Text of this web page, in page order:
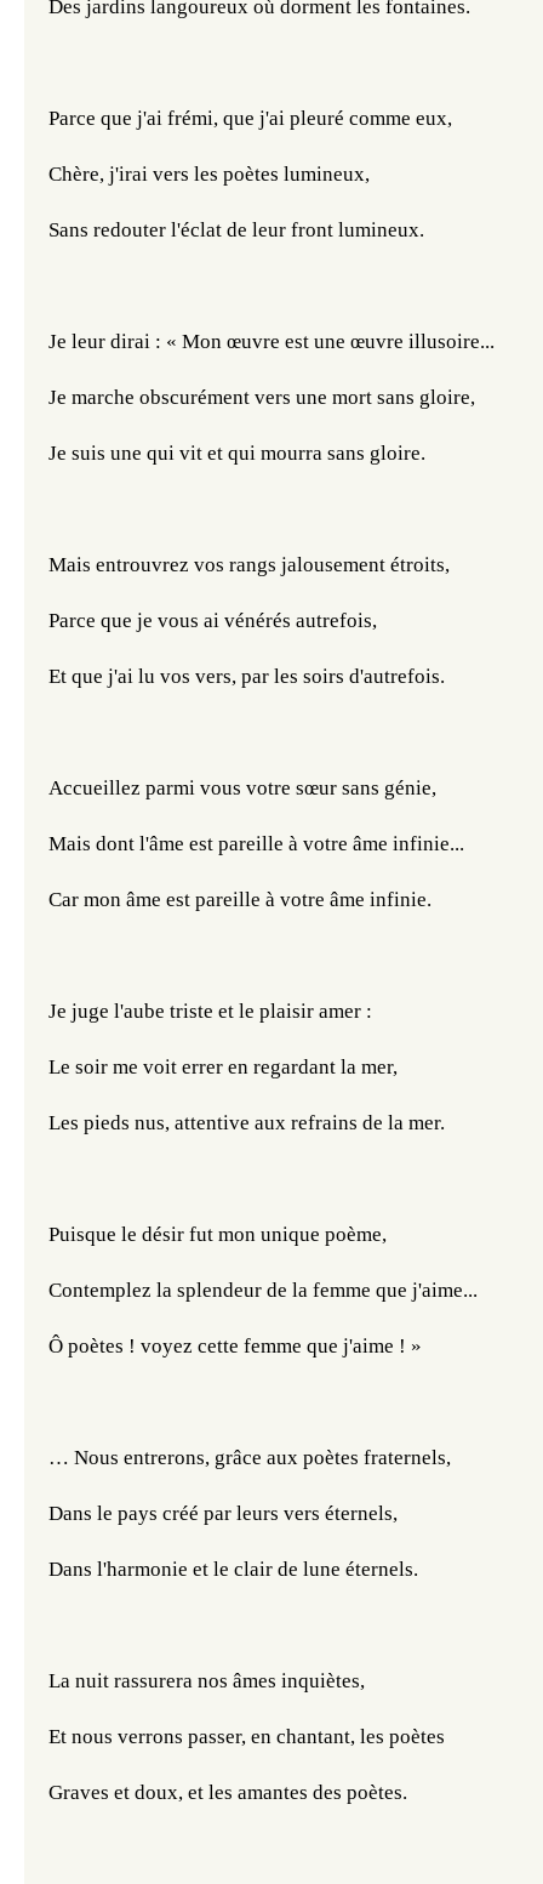
Des jardins langoureux où dorment les fontaines.
Parce que j'ai frémi, que j'ai pleuré comme eux,
Chère, j'irai vers les poètes lumineux,
Sans redouter l'éclat de leur front lumineux.
Je leur dirai : « Mon œuvre est une œuvre illusoire...
Je marche obscurément vers une mort sans gloire,
Je suis une qui vit et qui mourra sans gloire.
Mais entrouvrez vos rangs jalousement étroits,
Parce que je vous ai vénérés autrefois,
Et que j'ai lu vos vers, par les soirs d'autrefois.
Accueillez parmi vous votre sœur sans génie,
Mais dont l'âme est pareille à votre âme infinie...
Car mon âme est pareille à votre âme infinie.
Je juge l'aube triste et le plaisir amer :
Le soir me voit errer en regardant la mer,
Les pieds nus, attentive aux refrains de la mer.
Puisque le désir fut mon unique poème,
Contemplez la splendeur de la femme que j'aime...
Ô poètes ! voyez cette femme que j'aime ! »
… Nous entrerons, grâce aux poètes fraternels,
Dans le pays créé par leurs vers éternels,
Dans l'harmonie et le clair de lune éternels.
La nuit rassurera nos âmes inquiètes,
Et nous verrons passer, en chantant, les poètes
Graves et doux, et les amantes des poètes.